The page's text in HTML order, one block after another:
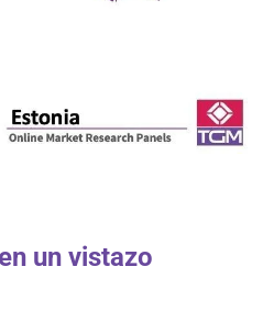
un vistazo